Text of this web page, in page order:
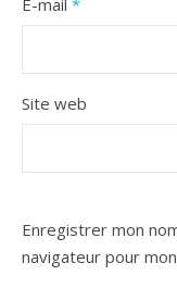
E-mail *
Site web
Enregistrer mon
navigateur pour